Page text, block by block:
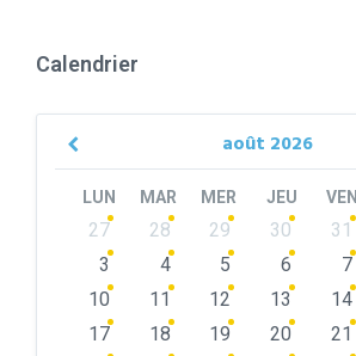
Calendrier
août 2026
Previous
LUN MAR MER JEU VEN
Skip
calendar
27 28 29 30 31
3
4 5 6 7
10
11 12 13 14
17
18 19 20 21